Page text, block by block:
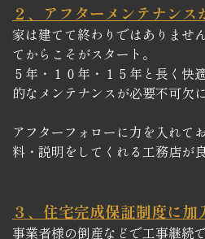
２、アフターメンテナンス
家は建てて終わりではありませ
てからこそがスタート。
５年・１０年・１５年と長く快
的なメンテナンスが必要不可欠
アフターフォローに力を入れて
料・説明をしてくれる工務店が
３、住宅完成保証制度に加
事業者様の倒産などで工事継続